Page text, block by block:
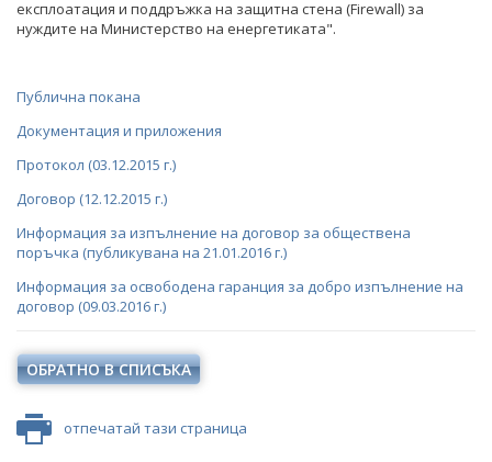
ОБЯВЛЕНИЯ ЗА ПРЕДВАРИТЕЛНА ИНФОРМАЦИЯ
ОБЯВЛЕНИЯ ЗА ПРЕДВАРИТЕЛНА ИНФОРМАЦИЯ
ОБЯВИ И ТЪРГОВЕ
ОБЩЕСТВЕНИ ПОРЪЧКИ ДО 2014 Г.
РАЗПРОДАЖБА НА АКТИВИ
БЮЛЕТИН ПРОДАЖБИ НА СИНДИЦИТЕ
ТЪРГОВЕ
ИЗБОР НА ОДИТОРИ
ТЪРГОВЕ
експлоатация и поддръжка на защитна стена (Firewall) за
нуждите на Министерство на енергетиката".
Публична покана
Документация и приложения
Протокол (03.12.2015 г.)
Договор (12.12.2015 г.)
Информация за изпълнение на договор за обществена
поръчка (публикувана на 21.01.2016 г.)
Информация за освободена гаранция за добро изпълнение на
договор (09.03.2016 г.)
ОБРАТНО В СПИСЪКА
отпечатай тази страница